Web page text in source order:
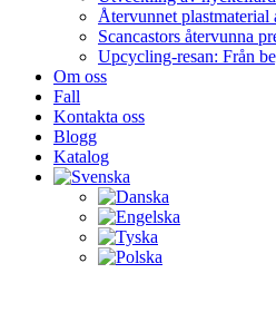
Återvunnet plastmaterial
Scancastors återvunna
Upcycling-resan: Från
Om oss
Fall
Kontakta oss
Blogg
Katalog